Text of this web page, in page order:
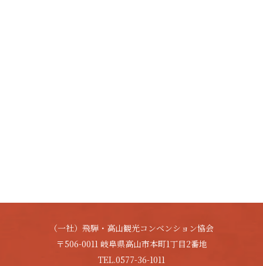
（一社）飛騨・高山観光コンベンション協会
〒506-0011 岐阜県高山市本町1丁目2番地
TEL.0577-36-1011